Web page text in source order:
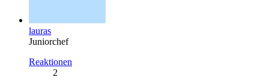
lauras
Juniorchef
Reaktionen
2